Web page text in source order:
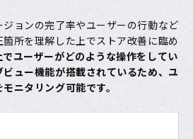
ョンの完了率やユーザーの行動など
所を理解した上でストア改善に臨め
ユーザーがどのような操作をしてい
ュー機能が搭載されているため、ユ
ニタリング可能です。